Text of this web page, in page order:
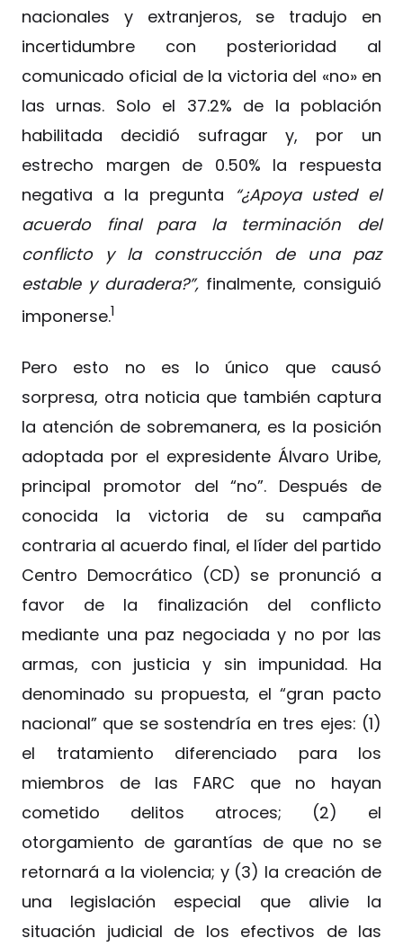
nacionales y extranjeros, se tradujo en
incertidumbre con posterioridad al
comunicado oficial de la victoria del «no» en
las urnas. Solo el 37.2% de la población
habilitada decidió sufragar y, por un
estrecho margen de 0.50% la respuesta
negativa a la pregunta “¿Apoya usted el
acuerdo final para la terminación del
conflicto y la construcción de una paz
estable y duradera?”, finalmente, consiguió
imponerse.1
Pero esto no es lo único que causó
sorpresa, otra noticia que también captura
la atención de sobremanera, es la posición
adoptada por el expresidente Álvaro Uribe,
principal promotor del “no”. Después de
conocida la victoria de su campaña
contraria al acuerdo final, el líder del partido
Centro Democrático (CD) se pronunció a
favor de la finalización del conflicto
mediante una paz negociada y no por las
armas, con justicia y sin impunidad. Ha
denominado su propuesta, el “gran pacto
nacional” que se sostendría en tres ejes: (1)
el tratamiento diferenciado para los
miembros de las FARC que no hayan
cometido delitos atroces; (2) el
otorgamiento de garantías de que no se
retornará a la violencia; y (3) la creación de
una legislación especial que alivie la
situación judicial de los efectivos de las